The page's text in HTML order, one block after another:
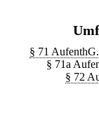
§ 71
§ 71a
§ 72